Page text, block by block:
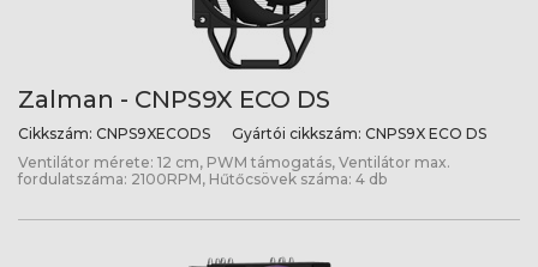
Zalman - CNPS9X ECO DS
Cikkszám: CNPS9XECODS Gyártói cikkszám: CNPS9X ECO DS
Ventilátor mérete: 12 cm, PWM támogatás, Ventilátor max.
fordulatszáma: 2100RPM, Hűtőcsövek száma: 4 db